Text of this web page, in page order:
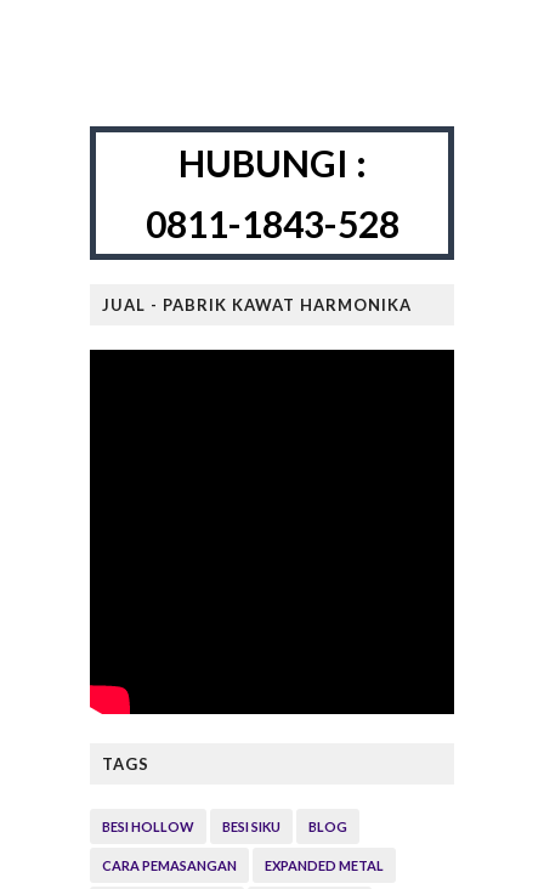
HUBUNGI :
0811-1843-528
JUAL - PABRIK KAWAT HARMONIKA
TAGS
BESI HOLLOW BESI SIKU BLOG
CARA PEMASANGAN EXPANDED METAL